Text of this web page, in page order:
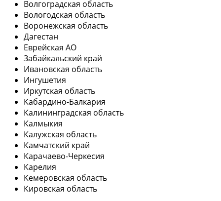
Волгоградская область
Вологодская область
Воронежская область
Дагестан
Еврейская АО
Забайкальский край
Ивановская область
Ингушетия
Иркутская область
Кабардино-Балкария
Калининградская область
Калмыкия
Калужская область
Камчатский край
Карачаево-Черкесия
Карелия
Кемеровская область
Кировская область